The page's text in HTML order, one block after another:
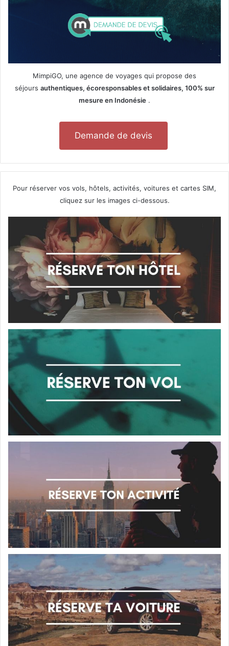
MimpiGO, une agence de voyages qui propose des
séjours authentiques, écoresponsables et solidaires, 100% sur
mesure en Indonésie .
Demande de devis
Pour réserver vos vols, hôtels, activités, voitures et cartes SIM,
cliquez sur les images ci-dessous.